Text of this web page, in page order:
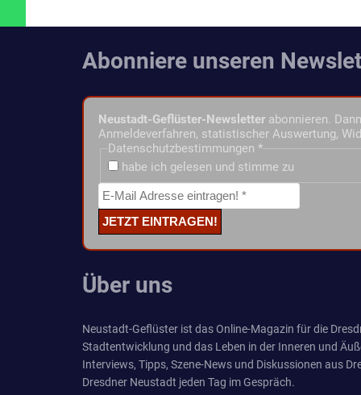
Abonniere unseren
Neustadt-Geflüster-Newsletter abonnieren.
Anmeldeverfahren, statistischer Auswertung,
Datenschutzbestimmungen *
habe ich gelesen und stimme zu
Über uns
Neustadt-Geflüster ist das Online-Magazin für die
Stadtentwicklung und das Leben in der Inneren und
Interviews, Tipps, Szene-News und Diskussionen aus
Dresdner Neustadt jeden Tag im Gespräch.